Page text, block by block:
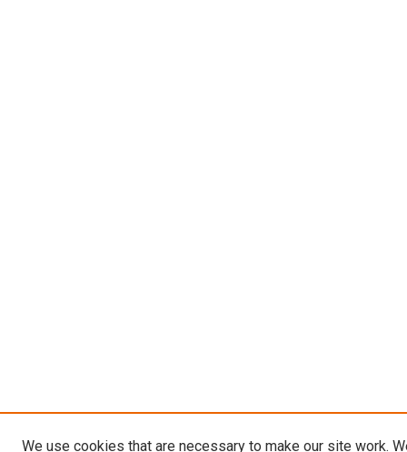
We use cookies that are necessary to make our site work.